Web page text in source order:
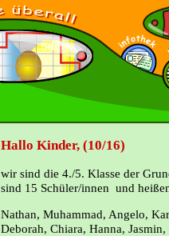
Hallo Kinder, (10/16)
wir sind die 4./5. Klasse der
sind 15 Schüler/innen und
Nathan, Muhammad, Angelo,
Deborah, Chiara, Hanna,